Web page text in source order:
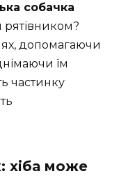
собачка
рятівником?
допомагаючи
їм
частинку
хіба може